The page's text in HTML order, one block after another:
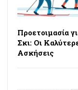
Προετοιμασία
Σκι: Οι
Ασκήσεις